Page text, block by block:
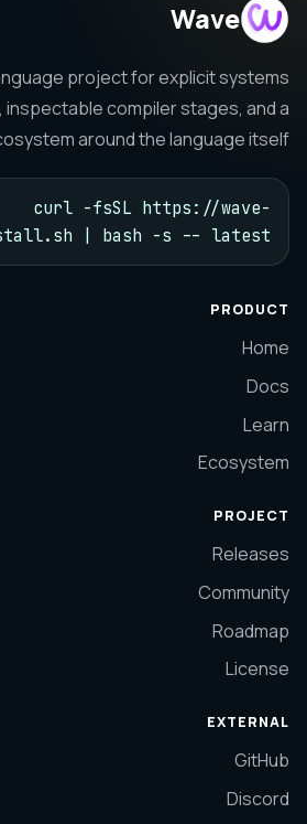
Wave
project for explicit systems
inspectable compiler stages, and a
around the language itself.
curl -fsSL https://wave-
| bash -s -- latest
PRODUCT
Home
Docs
Learn
Ecosystem
PROJECT
Releases
Community
Roadmap
License
EXTERNAL
GitHub
Discord